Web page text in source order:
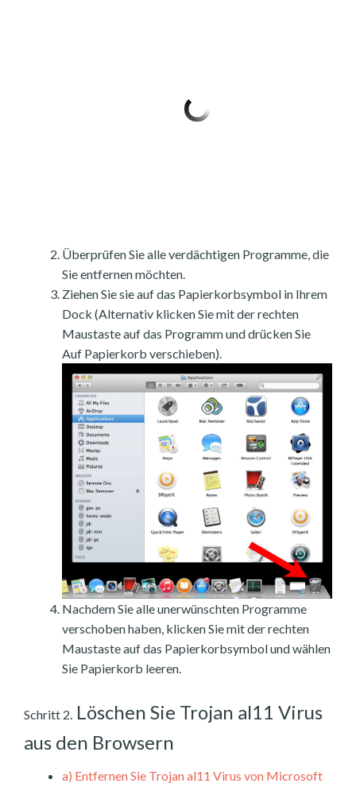
Überprüfen Sie alle verdächtigen Programme, die
Sie entfernen möchten.
Ziehen Sie sie auf das Papierkorbsymbol in Ihrem
Dock (Alternativ klicken Sie mit der rechten
Maustaste auf das Programm und drücken Sie
Auf Papierkorb verschieben).
Nachdem Sie alle unerwünschten Programme
verschoben haben, klicken Sie mit der rechten
Maustaste auf das Papierkorbsymbol und wählen
Sie Papierkorb leeren.
Schritt 2. Löschen Sie Trojan al11 Virus
aus den Browsern
a) Entfernen Sie Trojan al11 Virus von Microsoft